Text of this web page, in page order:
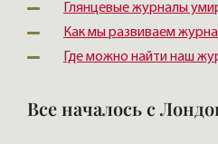
Глянцевые журналы
Как мы развиваем
Где можно найти наш
Все началось с